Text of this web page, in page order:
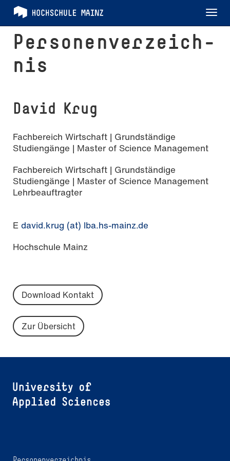
Per­so­nen­ver­zeich­
nis
David Krug
Fachbereich Wirtschaft | Grundständige
Studiengänge | Master of Science Management
Fachbereich Wirtschaft | Grundständige
Studiengänge | Master of Science Management
Lehrbeauftragter
E david.krug (at) lba.hs-mainz.de
Hochschule Mainz
Download Kontakt
Zur Übersicht